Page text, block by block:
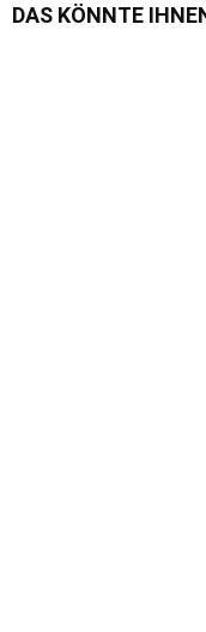
DAS KÖNNTE